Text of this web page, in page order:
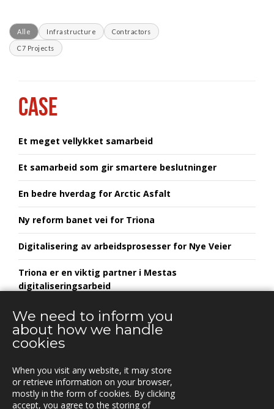
Alle Infrastructure Contractors
C7 Projects
CASE
Et meget vellykket samarbeid
Et samarbeid som gir smartere beslutninger
En bedre hverdag for Arctic Asfalt
Ny reform banet vei for Triona
Digitalisering av arbeidsprosesser for Nye Veier
Triona er en viktig partner i Mestas
digitaliseringsarbeid
Alltransport og Triona tar samarbeidet til neste nivå
KONTAKT
Vestre Rosten 81,
7075 TILLER, Norway
We need to inform you
about how we handle
cookies
When you visit any website, it may store
or retrieve information on your browser,
mostly in the form of cookies. By clicking
accept, you agree to the storing of